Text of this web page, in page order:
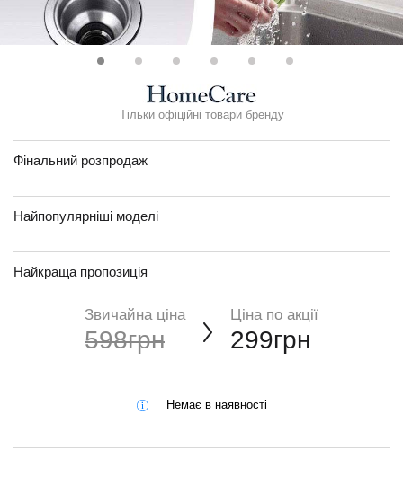
Тільки офіційні товари бренду
Фінальний розпродаж
Найпопулярніші моделі
Найкраща пропозиція
Звичайна ціна
598грн
Ціна по акції
299грн
Немає в наявності